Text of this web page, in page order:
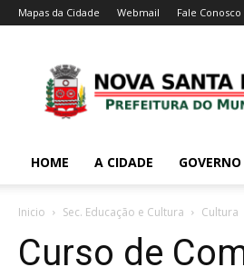
Mapas da Cidade Webmail Fale Conosco
HOME A CIDADE GOVERNO
Inicio Sec. Educação e Cultura Cultura
Curso de